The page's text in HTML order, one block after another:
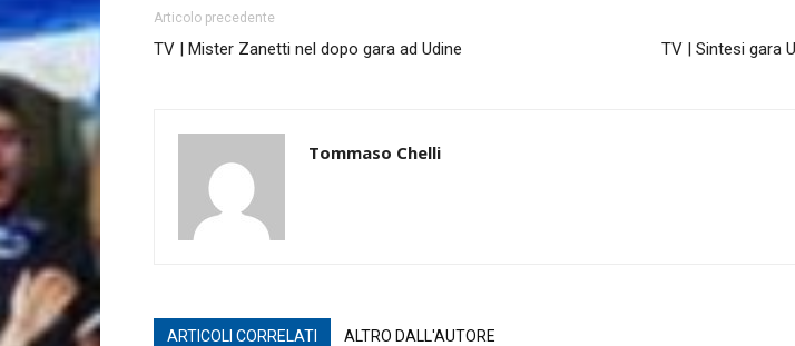
Articolo precedente
TV | Mister Zanetti nel dopo gara ad Udine TV | Sintesi gara
Tommaso Chelli
ARTICOLI CORRELATI ALTRO DALL'AUTORE